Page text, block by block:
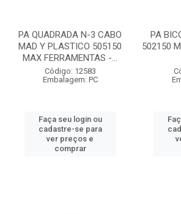
PA QUADRADA N-3 CABO
MAD Y PLASTICO 505150
MAX FERRAMENTAS -...
Código: 12583
Embalagem: PC
Faça seu login ou
cadastre-se para
ver preços e
comprar
PA
502150